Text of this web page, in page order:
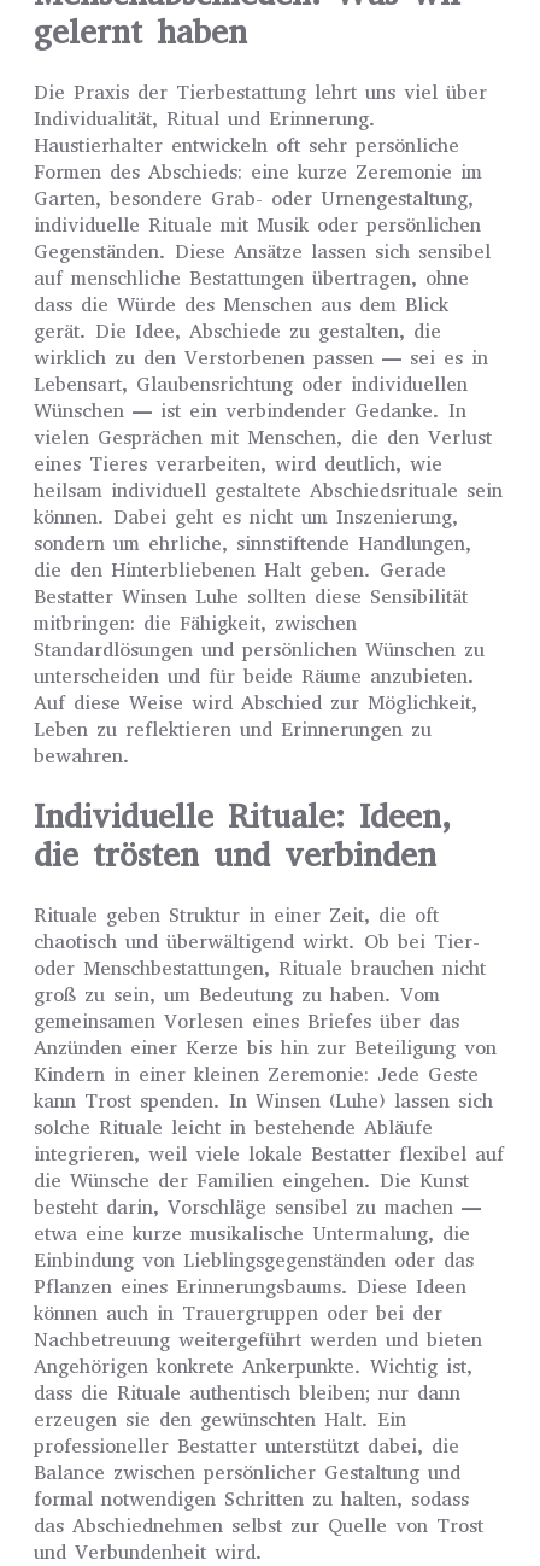
gelernt haben
Die Praxis der Tierbestattung lehrt uns viel über
Individualität, Ritual und Erinnerung.
Haustierhalter entwickeln oft sehr persönliche
Formen des Abschieds: eine kurze Zeremonie im
Garten, besondere Grab- oder Urnengestaltung,
individuelle Rituale mit Musik oder persönlichen
Gegenständen. Diese Ansätze lassen sich sensibel
auf menschliche Bestattungen übertragen, ohne
dass die Würde des Menschen aus dem Blick
gerät. Die Idee, Abschiede zu gestalten, die
wirklich zu den Verstorbenen passen — sei es in
Lebensart, Glaubensrichtung oder individuellen
Wünschen — ist ein verbindender Gedanke. In
vielen Gesprächen mit Menschen, die den Verlust
eines Tieres verarbeiten, wird deutlich, wie
heilsam individuell gestaltete Abschiedsrituale sein
können. Dabei geht es nicht um Inszenierung,
sondern um ehrliche, sinnstiftende Handlungen,
die den Hinterbliebenen Halt geben. Gerade
Bestatter Winsen Luhe sollten diese Sensibilität
mitbringen: die Fähigkeit, zwischen
Standardlösungen und persönlichen Wünschen zu
unterscheiden und für beide Räume anzubieten.
Auf diese Weise wird Abschied zur Möglichkeit,
Leben zu reflektieren und Erinnerungen zu
bewahren.
Individuelle Rituale: Ideen,
die trösten und verbinden
Rituale geben Struktur in einer Zeit, die oft
chaotisch und überwältigend wirkt. Ob bei Tier-
oder Menschbestattungen, Rituale brauchen nicht
groß zu sein, um Bedeutung zu haben. Vom
gemeinsamen Vorlesen eines Briefes über das
Anzünden einer Kerze bis hin zur Beteiligung von
Kindern in einer kleinen Zeremonie: Jede Geste
kann Trost spenden. In Winsen (Luhe) lassen sich
solche Rituale leicht in bestehende Abläufe
integrieren, weil viele lokale Bestatter flexibel auf
die Wünsche der Familien eingehen. Die Kunst
besteht darin, Vorschläge sensibel zu machen —
etwa eine kurze musikalische Untermalung, die
Einbindung von Lieblingsgegenständen oder das
Pflanzen eines Erinnerungsbaums. Diese Ideen
können auch in Trauergruppen oder bei der
Nachbetreuung weitergeführt werden und bieten
Angehörigen konkrete Ankerpunkte. Wichtig ist,
dass die Rituale authentisch bleiben; nur dann
erzeugen sie den gewünschten Halt. Ein
professioneller Bestatter unterstützt dabei, die
Balance zwischen persönlicher Gestaltung und
formal notwendigen Schritten zu halten, sodass
das Abschiednehmen selbst zur Quelle von Trost
und Verbundenheit wird.